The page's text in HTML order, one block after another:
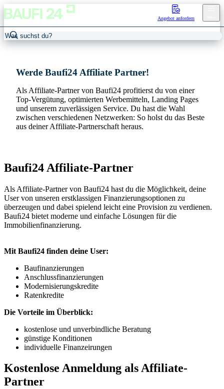
Angebot anfordern
Werde Baufi24 Affiliate Partner!
Als Affiliate-Partner von Baufi24 profitierst du von einer
Top-Vergütung, optimierten Werbemitteln, Landing Pages
und unserem zuverlässigen Service. Du hast die Wahl
zwischen verschiedenen Netzwerken: So holst du das Beste
aus deiner Affiliate-Partnerschaft heraus.
Baufi24 Affiliate-Partner
Als Affiliate-Partner von Baufi24 hast du die Möglichkeit, deine
User von unseren erstklassigen Finanzierungsoptionen zu
überzeugen und dabei spielend leicht eine Provision zu verdienen.
Bauﬁ24 bietet moderne und einfache Lösungen für die
Immobilienfinanzierung.
Mit Baufi24 finden deine User:
Baufinanzierungen
Anschlussfinanzierungen
Modernisierungskredite
Ratenkredite
Die Vorteile im Überblick:
kostenlose und unverbindliche Beratung
günstige Konditionen
individuelle Finanzeirungen
Kostenlose Anmeldung als Affiliate-
Partner